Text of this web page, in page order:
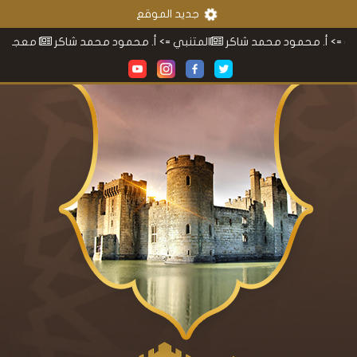
جديد الموقع
معجم محمود المتنبي=> أ. محمود محمد شاكر محمد شاكر